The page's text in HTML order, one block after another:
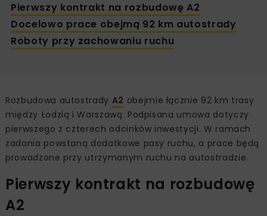
Pierwszy kontrakt na rozbudowę A2
Docelowo prace obejmą 92 km autostrady
Roboty przy zachowaniu ruchu
Rozbudowa autostrady A2 obejmie łącznie 92 km trasy
między Łodzią i Warszawą. Podpisana umowa dotyczy
pierwszego z czterech odcinków inwestycji. W ramach
zadania powstaną dodatkowe pasy ruchu, a prace będą
prowadzone przy utrzymanym ruchu na autostradzie.
Pierwszy kontrakt na rozbudowę
A2